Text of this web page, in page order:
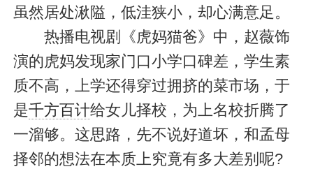
虽然居处湫隘，低洼狭小，却心满意足。
热播电视剧《虎妈猫爸》中，赵薇饰
演的虎妈发现家门口小学口碑差，学生素
质不高，上学还得穿过拥挤的菜市场，于
是千方百计给女儿择校，为上名校折腾了
一溜够。这思路，先不说好道坏，和孟母
择邻的想法在本质上究竟有多大差别呢?